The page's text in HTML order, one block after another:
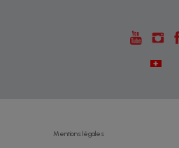
Mentions légales